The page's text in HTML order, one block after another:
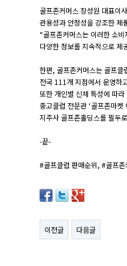
골프존커머스 장성원 대표이
관용성과 안정성을 강조한 제
“골프존커머스는 이러한 소
다양한 정보를 지속적으로 제
한편, 골프존커머스는 골프클
전국 111개 지점에서 운영하
또한 개인별 신체 특성에 따
중고클럽 전문관 ‘골프존마
지주사 골프존홀딩스를 필두
-끝-
#골프클럽 판매순위, #골프
이전글 다음글